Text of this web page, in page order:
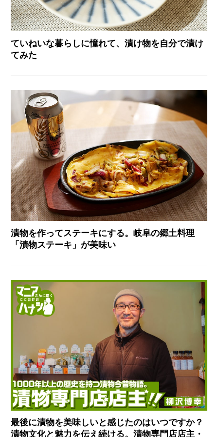
ていねいな暮らしに憧れて、漬け物を自分で漬け
てみた
漬物を作ってステーキにする。岐阜の郷土料理
「漬物ステーキ」が美味い
最後に漬物を美味しいと感じたのはいつですか？
漬物文化と魅力を伝え続ける。漬物専門店店主・